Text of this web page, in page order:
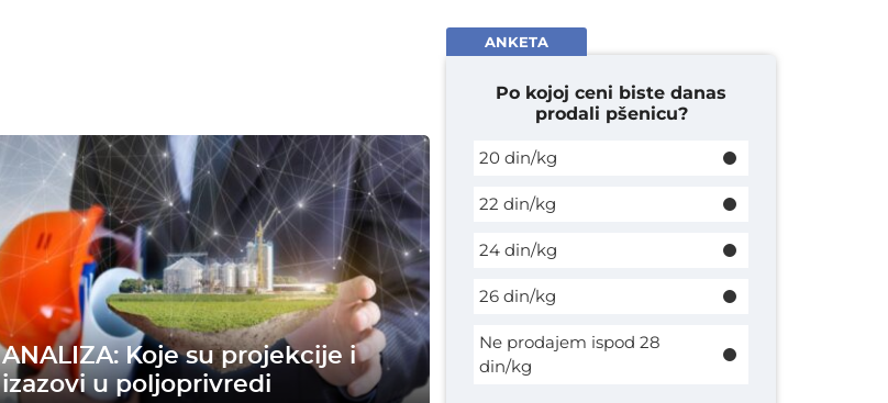
ANALIZA: Koje su projekcije i
izazovi u poljoprivredi
ANKETA
Po kojoj ceni biste danas
prodali pšenicu?
20 din/kg
22 din/kg
24 din/kg
26 din/kg
Ne prodajem ispod 28
din/kg